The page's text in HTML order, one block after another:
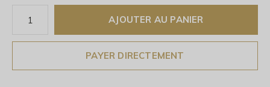
AJOUTER AU PANIER
PAYER DIRECTEMENT